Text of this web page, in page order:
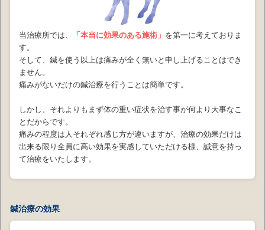
当治療所では、 「本当に効果のある施術」 を第一に考えておりま
す。
そして、鍼を使う以上は痛みが全く無いと申し上げることはでき
ません。
痛みがないだけの鍼治療を行うことは簡単です。
しかし、それよりもまず体の重い症状を治す事が何より大事なこ
とだからです。
痛みの程度は人それぞれ感じ方が違いますが、治療の効果だけは
出来る限り全員に高い効果を実感していただける様、誠意を持っ
て治療をいたします。
鍼治療の効果